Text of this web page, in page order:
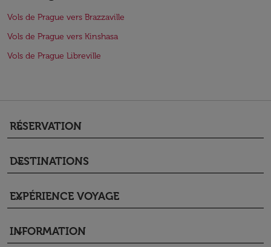
Vols de Prague vers Brazzaville
Vols de Prague vers Kinshasa
Vols de Prague Libreville
RÉSERVATION
keyboard_arrow_down
DESTINATIONS
keyboard_arrow_down
EXPÉRIENCE VOYAGE
keyboard_arrow_down
INFORMATION
keyboard_arrow_down